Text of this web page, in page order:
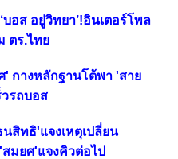
อส อยู่วิทยา’!อินเตอร์โพล
ตร.ไทย
' กางหลักฐานโต้พา 'สาย
รถบอส
สิทธิ'แจงเหตุเปลี่ยน
มยศ'แจงคิวต่อไป